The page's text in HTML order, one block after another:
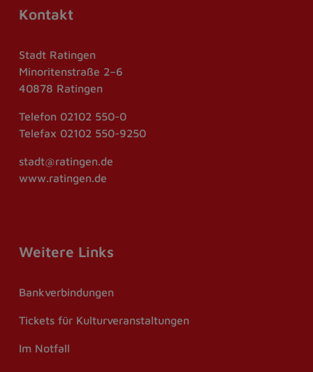
Kontakt
Stadt Ratingen
Minoritenstraße 2–6
40878 Ratingen
Telefon 02102 550-0
Telefax 02102 550-9250
stadt@ratingen.de
www.ratingen.de
Weitere Links
Bankverbindungen
Tickets für Kulturveranstaltungen
Im Notfall